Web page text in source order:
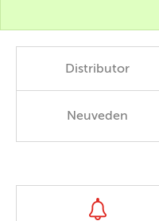
Distributor
Neuveden